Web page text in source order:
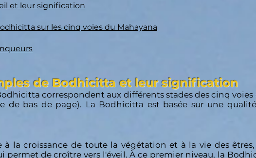
et leur signification
sur les cinq voies du Mahayana
de Bodhicitta et leur signification
correspondent aux différents stades des cinq voies
de bas de page). La Bodhicitta est basée sur une
à la croissance de toute la végétation et à la vie des
permet de croître vers l'éveil. À ce premier niveau, la